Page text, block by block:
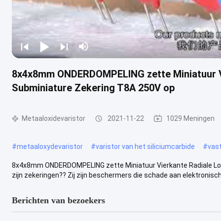
8x4x8mm ONDERDOMPELING zette
Subminiature Zekering T8A 250V op
Metaaloxidevaristor 2021-11-22 1029 Meningen
#metaaloxydevaristor #varistor van het siliciumcarbide #
8x4x8mm ONDERDOMPELING zette Miniatuur Vierkante Radiale
zijn zekeringen?? Zij zijn beschermers die schade aan
Berichten van bezoekers